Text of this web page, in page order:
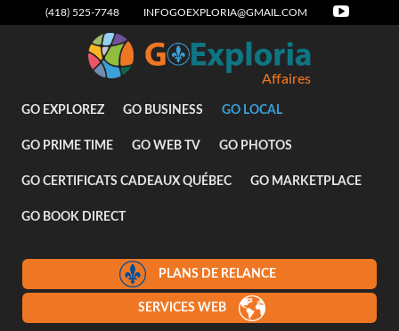
(418) 525-7748 INFOGOEXPLORIA@GMAIL.COM
Affaires
GO EXPLOREZ GO BUSINESS GO LOCAL
GO PRIME TIME GO WEB TV GO PHOTOS
GO CERTIFICATS CADEAUX QUÉBEC GO MARKETPLACE
GO BOOK DIRECT
PLANS DE RELANCE
SERVICES WEB